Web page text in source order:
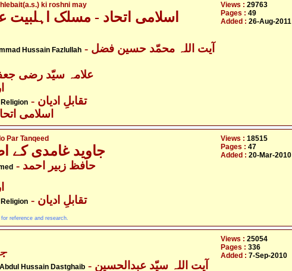
ki roshni may
اسلامی اتحاد - مسلک اہلبیت
Hussain Fazlullah - آیت اللہ محمّد حسین فضل
- علامہ سیّد رضی
- تقابلِ ادیان
- اسلامی
Views : 29763
Pages : 49
Added : 26-Aug-2011
Par Tanqeed
- حافظ زبیر احمد
- تقابلِ ادیان
reference and research.
Views : 18515
Pages : 47
Added : 20-Mar-2010
Hussain Dastghaib - آیت اللہ سیّد عبدالحسین
Views : 25054
Pages : 336
Added : 7-Sep-2010